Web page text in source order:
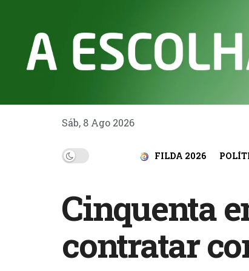
Sáb, 8 Ago 2026
FILDA 2026
Cinquenta
contratar